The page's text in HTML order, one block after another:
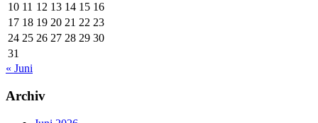
10 11 12 13 14 15 16
17 18 19 20 21 22 23
24 25 26 27 28 29 30
31
« Juni
Archiv